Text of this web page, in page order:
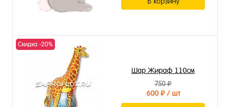
Скидка -20%
Шар Жираф 110см
750 ₽
600 ₽/ шт